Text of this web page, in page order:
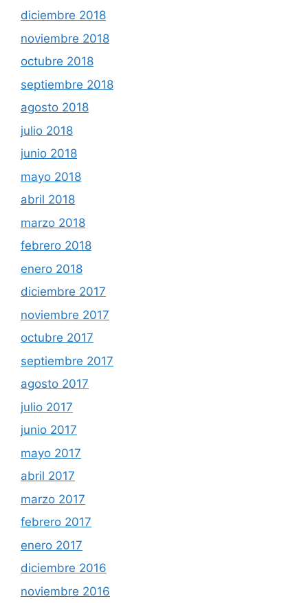
diciembre 2018
noviembre 2018
octubre 2018
septiembre 2018
agosto 2018
julio 2018
junio 2018
mayo 2018
abril 2018
marzo 2018
febrero 2018
enero 2018
diciembre 2017
noviembre 2017
octubre 2017
septiembre 2017
agosto 2017
julio 2017
junio 2017
mayo 2017
abril 2017
marzo 2017
febrero 2017
enero 2017
diciembre 2016
noviembre 2016